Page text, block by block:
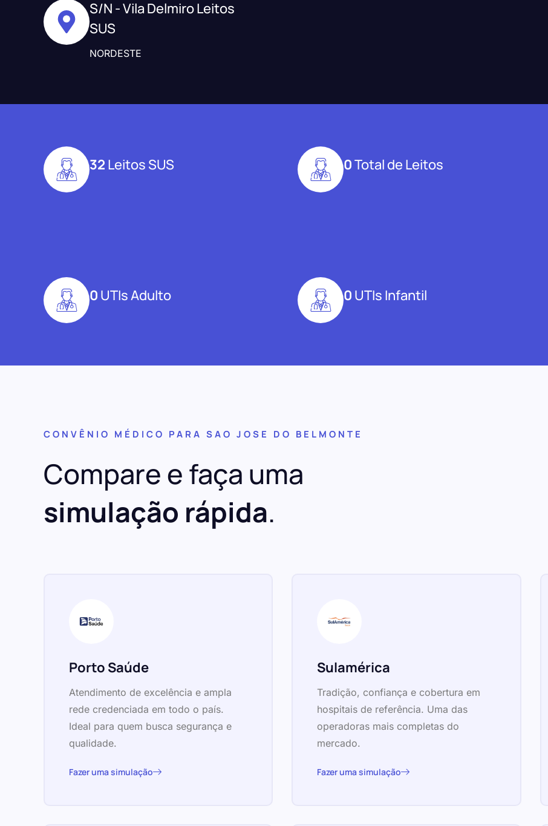
S/N - Vila Delmiro Leitos
SUS
NORDESTE
32 Leitos SUS 0Total de Leitos
0 UTIs Adulto 0 UTIs Infantil
CONVÊNIO MÉDICO PARA SAO JOSE DO BELMONTE
Compare e faça uma
simulação rápida.
Porto Saúde
Atendimento de excelência e ampla
rede credenciada em todo o país.
Ideal para quem busca segurança e
qualidade.
Fazer uma simulação
Sulamérica
Tradição, confiança e cobertura em
hospitais de referência. Uma das
operadoras mais completas do
mercado.
Fazer uma simulação